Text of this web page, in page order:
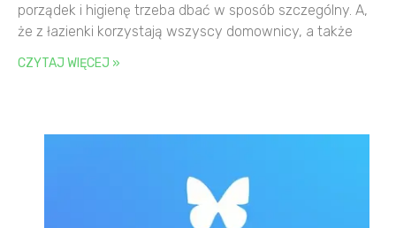
porządek i higienę trzeba dbać w sposób szczególny. A,
że z łazienki korzystają wszyscy domownicy, a także
CZYTAJ WIĘCEJ »